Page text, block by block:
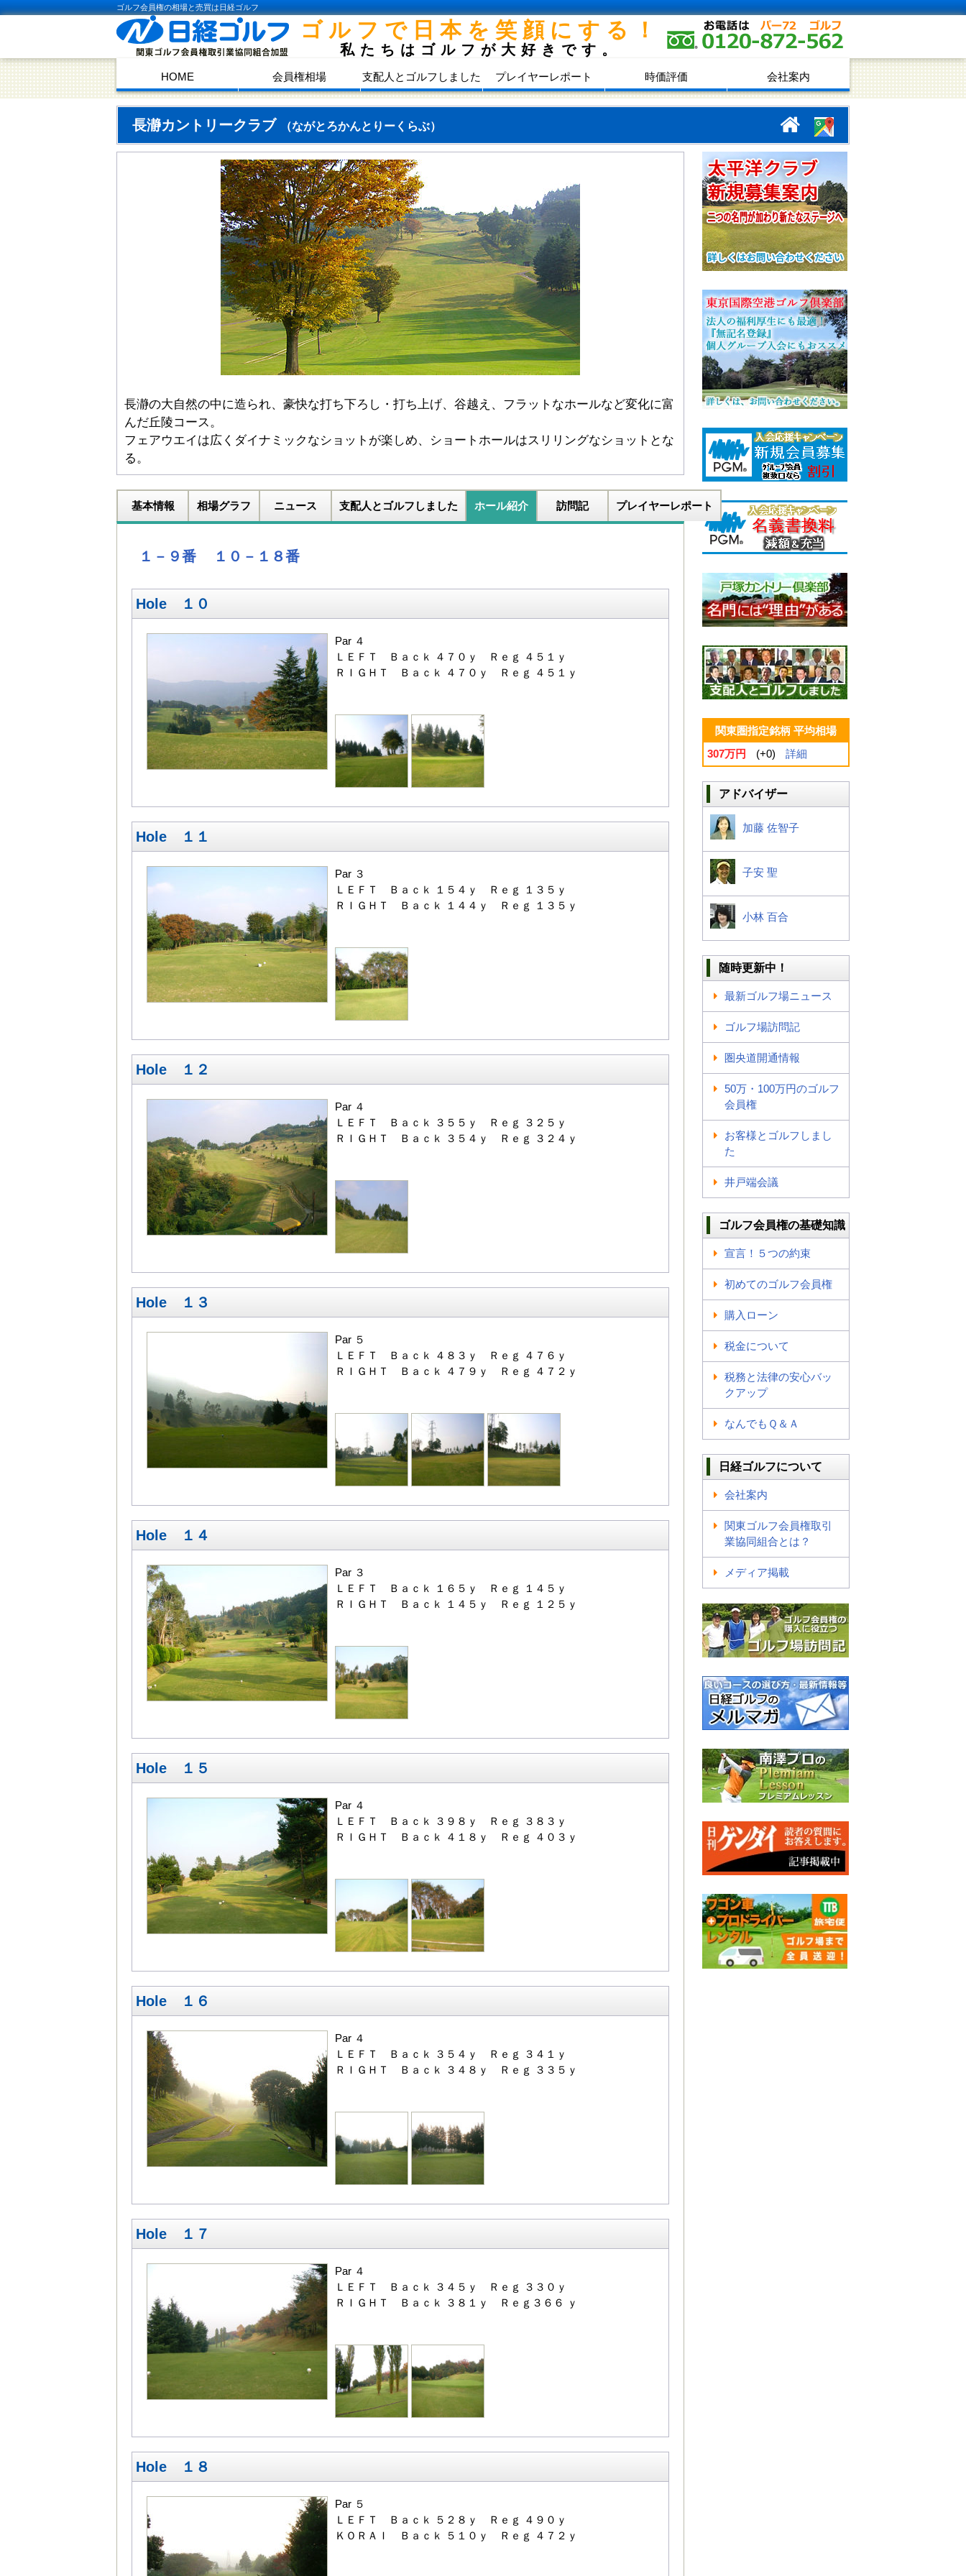
ゴルフ会員権の相場と売買は日経ゴルフ
ゴルフで日本を笑顔にする！
私たちはゴルフが大好きです。
HOME 会員権相場 支配人とゴルフしました プレイヤーレポート 時価評価 会社案内
長瀞カントリークラブ （ながとろかんとりーくらぶ）
長瀞の大自然の中に造られ、豪快な打ち下ろし・打ち上げ、谷越え、フラットなホールなど変化に富
んだ丘陵コース。
フェアウエイは広くダイナミックなショットが楽しめ、ショートホールはスリリングなショットとな
る。
基本情報 相場グラフ ニュース 支配人とゴルフしました ホール紹介 訪問記 プレイヤーレポート
１－９番 １０－１８番
Hole １０
Par ４
ＬＥＦＴ Ｂａｃｋ ４７０ｙ Ｒｅｇ ４５１ｙ
ＲＩＧＨＴ Ｂａｃｋ ４７０ｙ Ｒｅｇ ４５１ｙ
Hole １１
Par ３
ＬＥＦＴ Ｂａｃｋ １５４ｙ Ｒｅｇ １３５ｙ
ＲＩＧＨＴ Ｂａｃｋ １４４ｙ Ｒｅｇ １３５ｙ
Hole １２
Par ４
ＬＥＦＴ Ｂａｃｋ ３５５ｙ Ｒｅｇ ３２５ｙ
ＲＩＧＨＴ Ｂａｃｋ ３５４ｙ Ｒｅｇ ３２４ｙ
Hole １３
Par ５
ＬＥＦＴ Ｂａｃｋ ４８３ｙ Ｒｅｇ ４７６ｙ
ＲＩＧＨＴ Ｂａｃｋ ４７９ｙ Ｒｅｇ ４７２ｙ
Hole １４
Par ３
ＬＥＦＴ Ｂａｃｋ １６５ｙ Ｒｅｇ １４５ｙ
ＲＩＧＨＴ Ｂａｃｋ １４５ｙ Ｒｅｇ １２５ｙ
Hole １５
Par ４
ＬＥＦＴ Ｂａｃｋ ３９８ｙ Ｒｅｇ ３８３ｙ
ＲＩＧＨＴ Ｂａｃｋ ４１８ｙ Ｒｅｇ ４０３ｙ
Hole １６
Par ４
ＬＥＦＴ Ｂａｃｋ ３５４ｙ Ｒｅｇ ３４１ｙ
ＲＩＧＨＴ Ｂａｃｋ ３４８ｙ Ｒｅｇ ３３５ｙ
Hole １７
Par ４
ＬＥＦＴ Ｂａｃｋ ３４５ｙ Ｒｅｇ ３３０ｙ
ＲＩＧＨＴ Ｂａｃｋ ３８１ｙ Ｒｅｇ３６６ ｙ
Hole １８
Par ５
ＬＥＦＴ Ｂａｃｋ ５２８ｙ Ｒｅｇ ４９０ｙ
ＫＯＲＡＩ Ｂａｃｋ ５１０ｙ Ｒｅｇ ４７２ｙ
関東圏指定銘柄 平均相場
307万円
(+0) 詳細
アドバイザー
加藤 佐智子
子安 聖
小林 百合
随時更新中！
最新ゴルフ場ニュース
ゴルフ場訪問記
圏央道開通情報
50万・100万円のゴルフ
会員権
お客様とゴルフしまし
た
井戸端会議
ゴルフ会員権の基礎知識
宣言！５つの約束
初めてのゴルフ会員権
購入ローン
税金について
税務と法律の安心バッ
クアップ
なんでもＱ＆Ａ
日経ゴルフについて
会社案内
関東ゴルフ会員権取引
業協同組合とは？
メディア掲載